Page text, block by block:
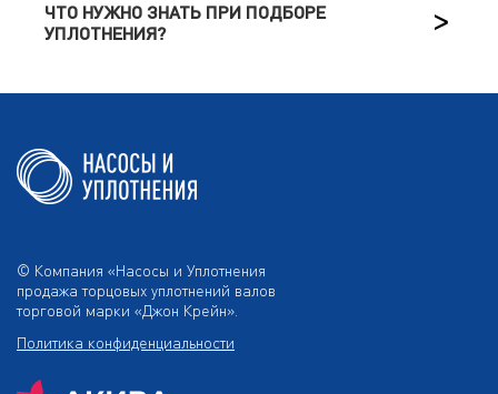
ЧТО НУЖНО ЗНАТЬ ПРИ ПОДБОРЕ
УПЛОТНЕНИЯ?
© Компания «Насосы и Уплотнения
продажа торцовых уплотнений валов
торговой марки «Джон Крейн».
Политика конфиденциальности